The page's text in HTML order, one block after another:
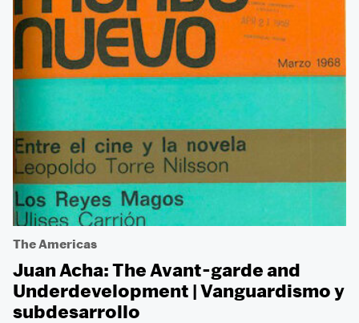
The Americas
Juan Acha: The Avant-garde and
Underdevelopment | Vanguardismo y
subdesarrollo